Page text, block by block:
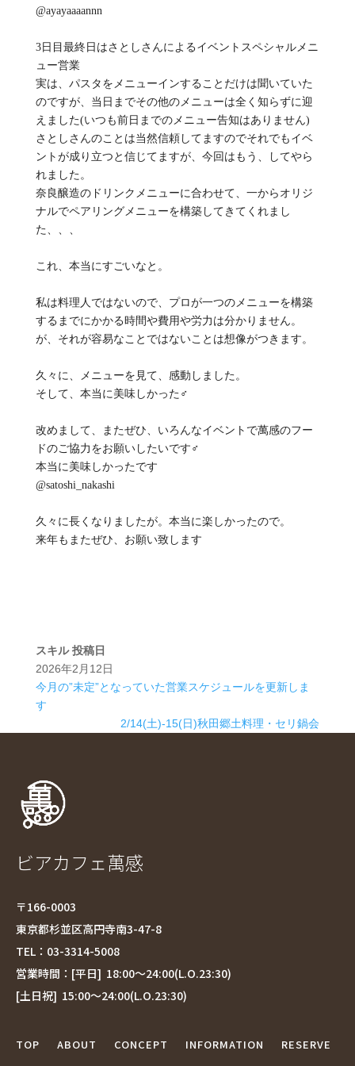
@ayayaaaannn
3日目最終日はさとしさんによるイベントスペシャルメニ
ュー営業
実は、パスタをメニューインすることだけは聞いていた
のですが、当日までその他のメニューは全く知らずに迎
えました(いつも前日までのメニュー告知はありません)
さとしさんのことは当然信頼してますのでそれでもイベ
ントが成り立つと信じてますが、今回はもう、してやら
れました。
奈良醸造のドリンクメニューに合わせて、一からオリジ
ナルでペアリングメニューを構築してきてくれまし
た、、、
これ、本当にすごいなと。
私は料理人ではないので、プロが一つのメニューを構築
するまでにかかる時間や費用や労力は分かりません。
が、それが容易なことではないことは想像がつきます。
久々に、メニューを見て、感動しました。
そして、本当に美味しかった‍♂️
改めまして、またぜひ、いろんなイベントで萬感のフー
ドのご協力をお願いしたいです‍♂️
本当に美味しかったです
@satoshi_nakashi
久々に長くなりましたが。本当に楽しかったので。
来年もまたぜひ、お願い致します
スキル 投稿日
2026年2月12日
今月の”未定”となっていた営業スケジュールを更新しま
す
2/14(土)-15(日)秋田郷土料理・セリ鍋会
ビアカフェ萬感
〒166-0003
東京都杉並区高円寺南3-47-8
TEL： 03-3314-5008
営業時間：[平日] 18:00〜24:00(L.O.23:30)
[土日祝] 15:00〜24:00(L.O.23:30)
TOP ABOUT CONCEPT INFORMATION RESERVE